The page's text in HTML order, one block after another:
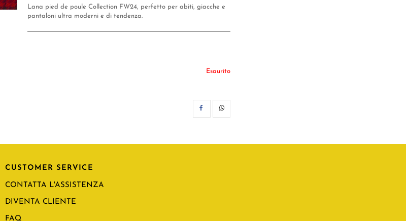
Lana pied de poule Collection FW24, perfetto per abiti, giacche e
pantaloni ultra moderni e di tendenza.
Esaurito
CONDIVIDI
CUSTOMER SERVICE
CONTATTA L'ASSISTENZA
DIVENTA CLIENTE
FAQ